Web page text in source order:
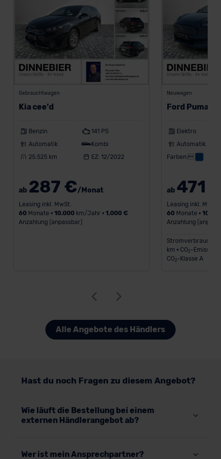
Grundlage eines Angemessenheitsbeschlusses der EU-
Kommission (Art. 45 Abs. 1 DSGVO), von
Standarddatenschutzklauseln (Art. 46 Abs. 2 lit. c
DSGVO) oder wenn Sie hierzu Ihre Einwilligung freiwillig
erteilen. Nähere Informationen zu den bestehenden
Datenschutzklauseln können Sie über den Kontakt zu
unserem Datenschutzbeauftragten unter
datenschutz@meinauto.de anfordern.
Gebrauchtwagen
Kia cee'd
Benzin
141 PS
Automatik
Kombi
25.525 km
EZ: 12/2022
ab 287 €/Monat
Leasing inkl. MwSt.
60Monate • 10.000km/Jahr • 1.000 €
Anzahlung (anpassbar)
Neuwagen
Ford Puma
Elektro
Automatik
Farben:
ab 471
Leasing inkl. MwSt.
60Monate •
Anzahlung
Stromverbrauch
km • CO 2-Emission
CO 2-Klasse A
Alle Angebote des Händlers
Hast du noch Fragen zu diesem Angebot?
Wie läuft die Bestellung bei einem
externen Händlerangebot ab?
Wer ist mein Ansprechpartner?